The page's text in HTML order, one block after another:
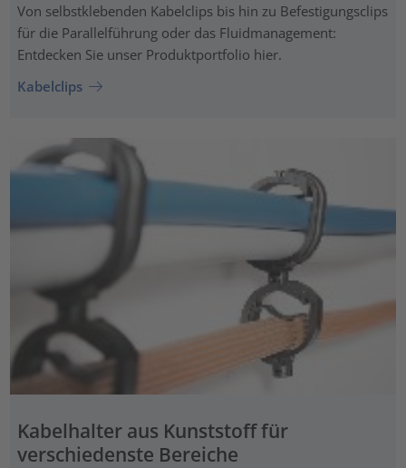
Von selbstklebenden Kabelclips bis hin zu Befestigungsclips
für die Parallelführung oder das Fluidmanagement:
Entdecken Sie unser Produktportfolio hier.
Kabelclips
Kabelhalter aus Kunststoff für
verschiedenste Bereiche